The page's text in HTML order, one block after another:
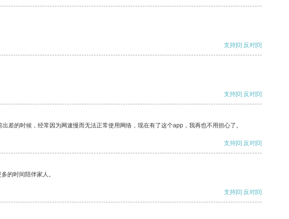
支持[0] 反对[0]
支持[0] 反对[0]
的时候，经常因为网速慢而无法正常使用网络，现在有了这个app，我再也不用担心了。
支持[0] 反对[0]
的时间陪伴家人。
支持[0] 反对[0]